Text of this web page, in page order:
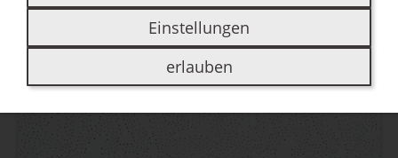
Einstellungen
erlauben